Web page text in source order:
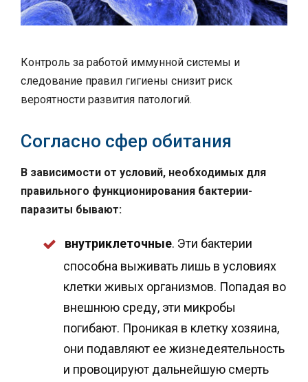
Контроль за работой иммунной системы и
следование правил гигиены снизит риск
вероятности развития патологий.
Согласно сфер обитания
В зависимости от условий, необходимых для
правильного функционирования бактерии-
паразиты бывают:
внутриклеточные. Эти бактерии
способна выживать лишь в условиях
клетки живых организмов. Попадая во
внешнюю среду, эти микробы
погибают. Проникая в клетку хозяина,
они подавляют ее жизнедеятельность
и провоцируют дальнейшую смерть